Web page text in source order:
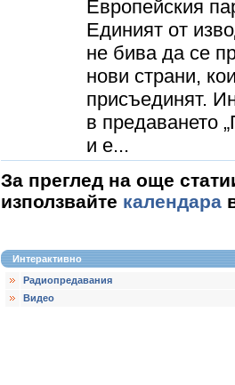
Европейския
Единият от
не бива да се
нови страни,
присъединят.
в предаването
и е...
За преглед на още
използвайте календара
Интерактивно
Радиопредавания
Видео